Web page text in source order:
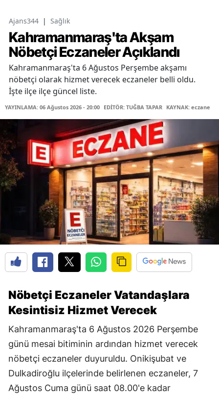
Ajans344 | Sağlık
Kahramanmaraş'ta Akşam
Nöbetçi Eczaneler Açıklandı
Kahramanmaraş'ta 6 Ağustos Perşembe akşamı
nöbetçi olarak hizmet verecek eczaneler belli oldu.
İşte ilçe ilçe güncel liste.
YAYINLAMA: 06 Ağustos 2026 - 20:00 EDİTÖR: TUĞBA TAPAR KAYNAK: eczane
Nöbetçi Eczaneler Vatandaşlara
Kesintisiz Hizmet Verecek
Kahramanmaraş'ta 6 Ağustos 2026 Perşembe
günü mesai bitiminin ardından hizmet verecek
nöbetçi eczaneler duyuruldu. Onikişubat ve
Dulkadiroğlu ilçelerinde belirlenen eczaneler, 7
Ağustos Cuma günü saat 08.00'e kadar